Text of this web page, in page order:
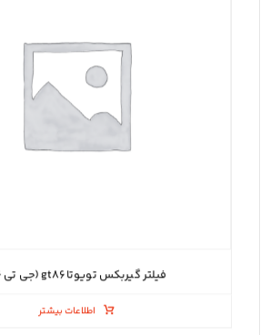
فیلتر گیربکس تویوتا gt۸۶ (جی تی ۸۶)
اطلاعات بیشتر